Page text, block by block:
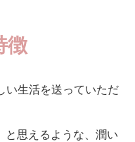
徴
い生活を送っていただ
と思えるような、潤い